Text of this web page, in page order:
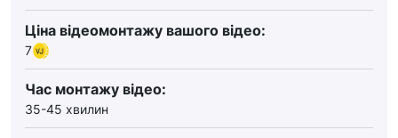
Ціна відеомонтажу вашого відео:
7
Час монтажу відео:
35-45 хвилин